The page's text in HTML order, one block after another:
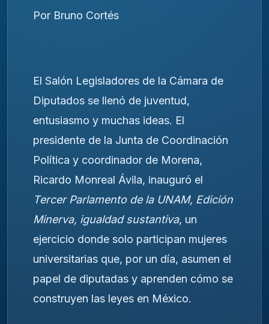
Por Bruno Cortés
El Salón Legisladores de la Cámara de
Diputados se llenó de juventud,
entusiasmo y muchas ideas. El
presidente de la Junta de Coordinación
Política y coordinador de Morena,
Ricardo Monreal Ávila, inauguró el
Tercer Parlamento de la UNAM, Edición
Minerva, igualdad sustantiva, un
ejercicio donde solo participan mujeres
universitarias que, por un día, asumen el
papel de diputadas y aprenden cómo se
construyen las leyes en México.